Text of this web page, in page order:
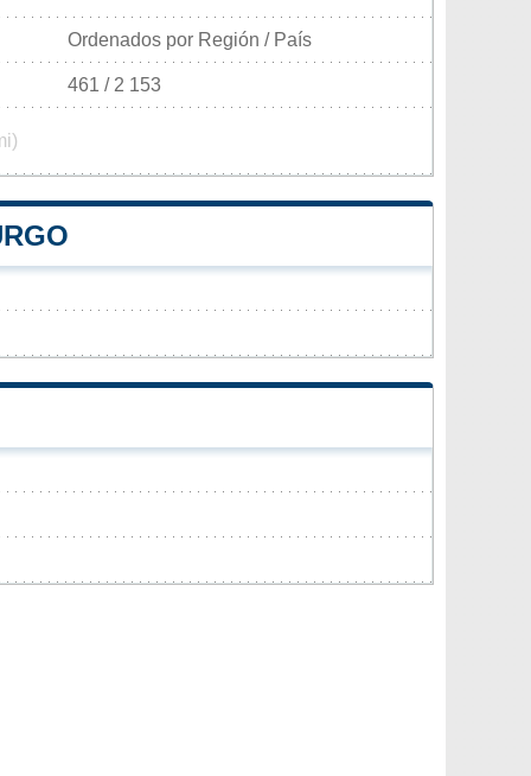
Ordenados por Región / País
461 / 2 153